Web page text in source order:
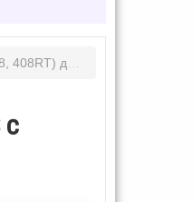
счетчиком памперса